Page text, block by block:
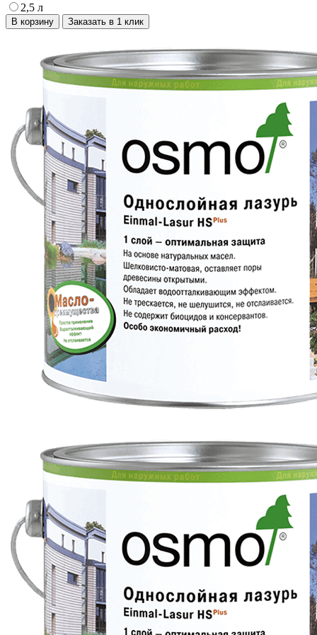
2,5 л
В корзину Заказать в 1 клик